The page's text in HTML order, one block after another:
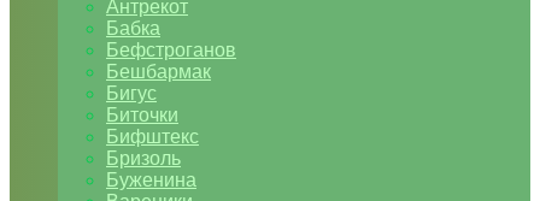
Антрекот
Бабка
Бефстроганов
Бешбармак
Бигус
Биточки
Бифштекс
Бризоль
Буженина